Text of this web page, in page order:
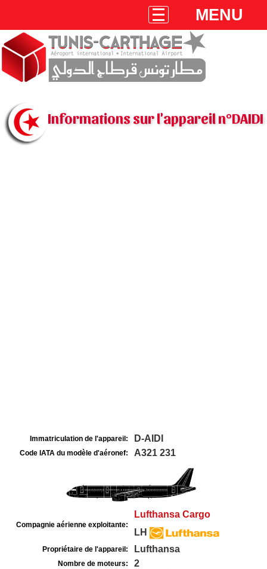
MENU
Informations sur l'appareil n°DAIDI
Immatriculation de l'appareil: D-AIDI
Code IATA du modèle d'aéronef: A321 231
Compagnie aérienne exploitante:
Lufthansa Cargo
LH
Propriétaire de l'appareil: Lufthansa
Nombre de moteurs: 2